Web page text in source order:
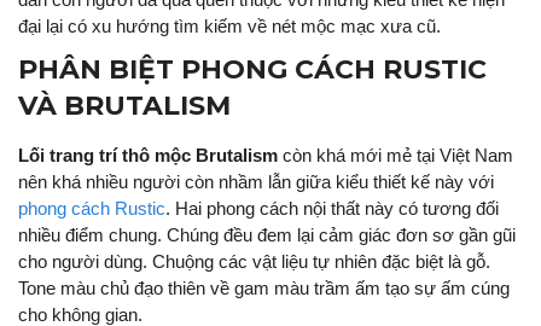
đại lại có xu hướng tìm kiếm về nét mộc mạc xưa cũ.
PHÂN BIỆT PHONG CÁCH RUSTIC
VÀ BRUTALISM
Lối trang trí thô mộc Brutalism còn khá mới mẻ tại Việt Nam
nên khá nhiều người còn nhầm lẫn giữa kiểu thiết kế này với
phong cách Rustic. Hai phong cách nội thất này có tương đối
nhiều điểm chung. Chúng đều đem lại cảm giác đơn sơ gần gũi
cho người dùng. Chuộng các vật liệu tự nhiên đặc biệt là gỗ.
Tone màu chủ đạo thiên về gam màu trầm ấm tạo sự ấm cúng
cho không gian.